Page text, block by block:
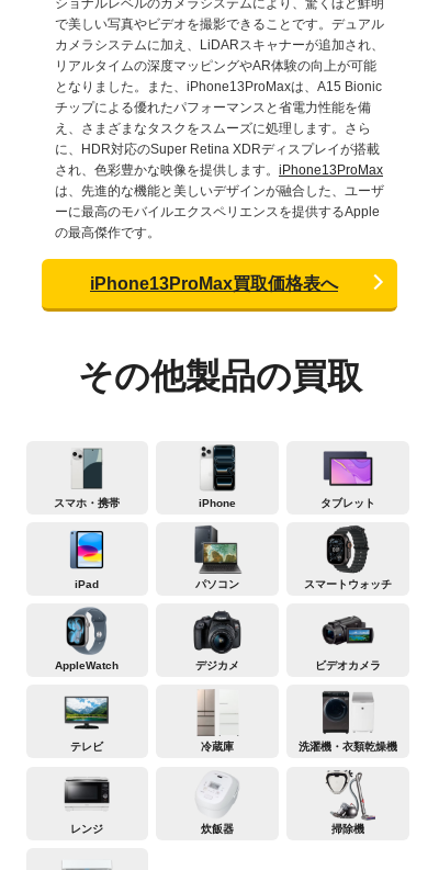
ショナルレベルのカメラシステムにより、驚くほど鮮明
で美しい写真やビデオを撮影できることです。デュアル
カメラシステムに加え、LiDARスキャナーが追加され、
リアルタイムの深度マッピングやAR体験の向上が可能
となりました。また、iPhone13ProMaxは、A15 Bionic
チップによる優れたパフォーマンスと省電力性能を備
え、さまざまなタスクをスムーズに処理します。さら
に、HDR対応のSuper Retina XDRディスプレイが搭載
され、色彩豊かな映像を提供します。 iPhone13ProMax
は、先進的な機能と美しいデザインが融合した、ユーザ
ーに最高のモバイルエクスペリエンスを提供するApple
の最高傑作です。
iPhone13ProMax買取価格表へ
その他製品の買取
スマホ・携帯 iPhone タブレット
iPad パソコン スマートウォッチ
AppleWatch デジカメ ビデオカメラ
テレビ 冷蔵庫 洗濯機・衣類乾燥機
レンジ 炊飯器 掃除機